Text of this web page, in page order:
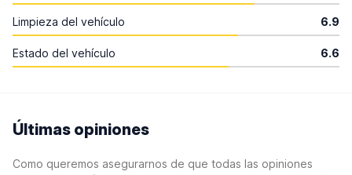
Limpieza del vehículo 6.9
Estado del vehículo 6.6
Últimas opiniones
Como queremos asegurarnos de que todas las opiniones